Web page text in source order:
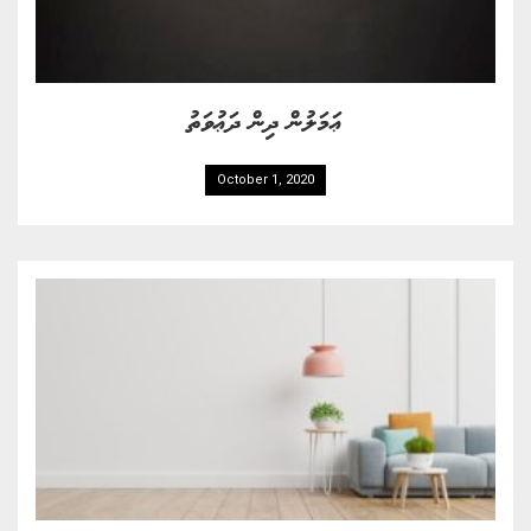
ޢަމަލުން ދިން ދަޢުވަތު
October 1, 2020